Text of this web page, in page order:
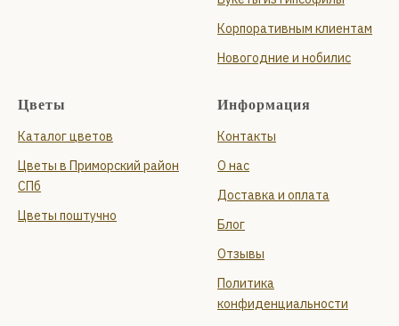
Корпоративным клиентам
Новогодние и нобилис
Цветы
Каталог цветов
Цветы в Приморский район
СПб
Цветы поштучно
Информация
Контакты
О нас
Доставка и оплата
Блог
Отзывы
Политика
конфиденциальности